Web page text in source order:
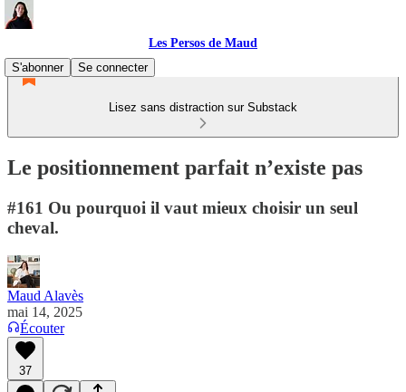
Les Persos de Maud
S'abonner
Se connecter
Lisez sans distraction sur Substack
Le positionnement parfait n’existe pas
#161 Ou pourquoi il vaut mieux choisir un seul
cheval.
Maud Alavès
mai 14, 2025
Écouter
37